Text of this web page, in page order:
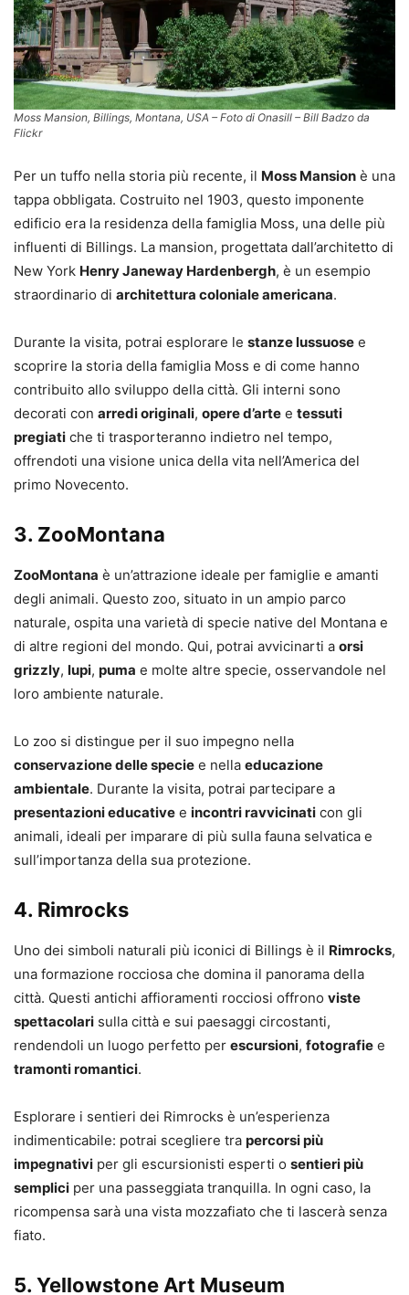
Moss Mansion, Billings, Montana, USA – Foto di Onasill – Bill Badzo da
Flickr
Per un tuffo nella storia più recente, il Moss Mansion è una
tappa obbligata. Costruito nel 1903, questo imponente
edificio era la residenza della famiglia Moss, una delle più
influenti di Billings. La mansion, progettata dall’architetto di
New York Henry Janeway Hardenbergh, è un esempio
straordinario di architettura coloniale americana.
Durante la visita, potrai esplorare le stanze lussuose e
scoprire la storia della famiglia Moss e di come hanno
contribuito allo sviluppo della città. Gli interni sono
decorati con arredi originali, opere d’arte e tessuti
pregiati che ti trasporteranno indietro nel tempo,
offrendoti una visione unica della vita nell’America del
primo Novecento.
3. ZooMontana
ZooMontana è un’attrazione ideale per famiglie e amanti
degli animali. Questo zoo, situato in un ampio parco
naturale, ospita una varietà di specie native del Montana e
di altre regioni del mondo. Qui, potrai avvicinarti a orsi
grizzly, lupi, puma e molte altre specie, osservandole nel
loro ambiente naturale.
Lo zoo si distingue per il suo impegno nella
conservazione delle specie e nella educazione
ambientale. Durante la visita, potrai partecipare a
presentazioni educative e incontri ravvicinati con gli
animali, ideali per imparare di più sulla fauna selvatica e
sull’importanza della sua protezione.
4. Rimrocks
Uno dei simboli naturali più iconici di Billings è il Rimrocks,
una formazione rocciosa che domina il panorama della
città. Questi antichi affioramenti rocciosi offrono viste
spettacolari sulla città e sui paesaggi circostanti,
rendendoli un luogo perfetto per escursioni, fotografie e
tramonti romantici.
Esplorare i sentieri dei Rimrocks è un’esperienza
indimenticabile: potrai scegliere tra percorsi più
impegnativi per gli escursionisti esperti o sentieri più
semplici per una passeggiata tranquilla. In ogni caso, la
ricompensa sarà una vista mozzafiato che ti lascerà senza
fiato.
5. Yellowstone Art Museum